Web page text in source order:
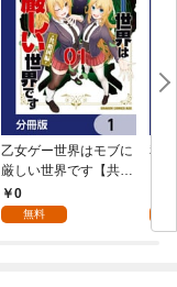
乙女ゲー世界はモブに
厳しい世界です【共和
国編】【分冊版】 1
0
無料
私
を
版